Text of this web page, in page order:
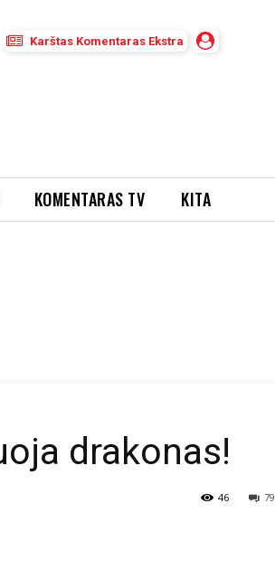
Karštas Komentaras Ekstra
KOMENTARAS TV KITA
drakonas!
79
46